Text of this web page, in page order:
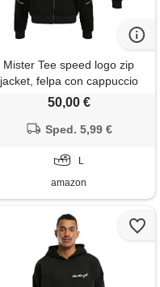
Mister Tee speed logo zip
jacket, felpa con cappuccio
uomo, black,
50,00 €
Sped. 5,99 €
L
amazon